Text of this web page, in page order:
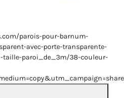
parois-pour-barnum-
avec-porte-transparente-
taille-paroi_de_3m/38-couleur-